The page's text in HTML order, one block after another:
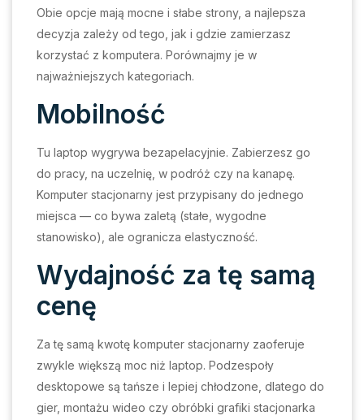
Obie opcje mają mocne i słabe strony, a najlepsza
decyzja zależy od tego, jak i gdzie zamierzasz
korzystać z komputera. Porównajmy je w
najważniejszych kategoriach.
Mobilność
Tu laptop wygrywa bezapelacyjnie. Zabierzesz go
do pracy, na uczelnię, w podróż czy na kanapę.
Komputer stacjonarny jest przypisany do jednego
miejsca — co bywa zaletą (stałe, wygodne
stanowisko), ale ogranicza elastyczność.
Wydajność za tę samą
cenę
Za tę samą kwotę komputer stacjonarny zaoferuje
zwykle większą moc niż laptop. Podzespoły
desktopowe są tańsze i lepiej chłodzone, dlatego do
gier, montażu wideo czy obróbki grafiki stacjonarka